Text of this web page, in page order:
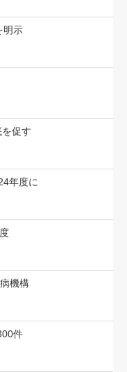
明示
促す
年度に
機構
件